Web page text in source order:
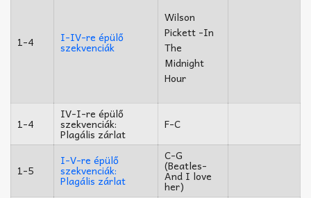
1-4 I-IV-re épülő
szekvenciák
Wilson
Pickett -In
The
Midnight
Hour
1-4
IV-I-re épülő
szekvenciák:
Plagális zárlat
F-C
1-5
I-V-re épülő
szekvenciák:
Plagális zárlat
C-G
(Beatles-
And I love
her)